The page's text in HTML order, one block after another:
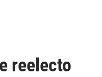
reelecto